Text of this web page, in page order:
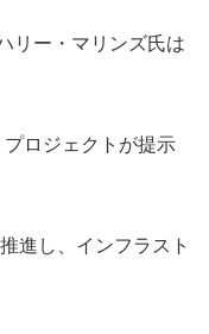
リー・マリンズ氏は
プロジェクトが提示
進し、インフラスト